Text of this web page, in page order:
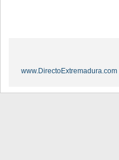
www.DirectoExtremadura.com